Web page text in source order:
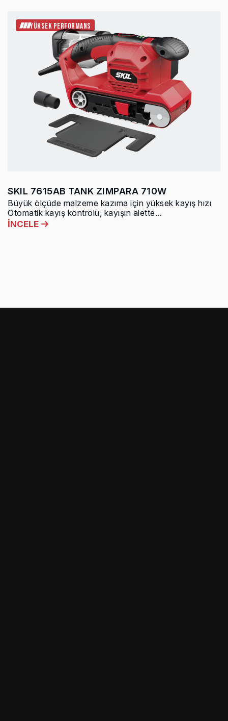
YÜKSEK PERFORMANS
SKIL 7615AB TANK ZIMPARA 710W
Büyük ölçüde malzeme kazıma için yüksek kayış hızı
Otomatik kayış kontrolü, kayışın alette...
İNCELE